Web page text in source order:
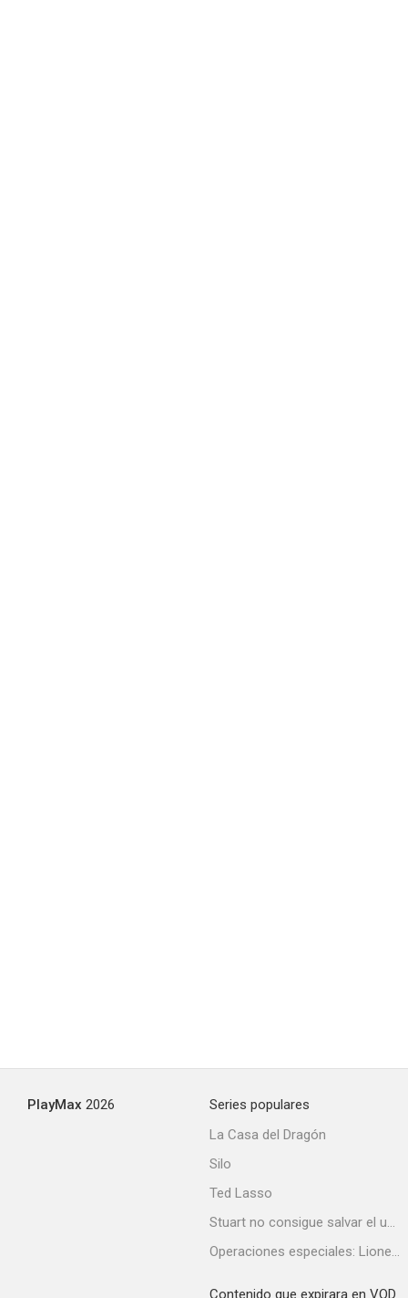
PlayMax 2026
Series populares
La Casa del Dragón
Silo
Ted Lasso
Stuart no consigue salvar el universo
Operaciones especiales: Lioness
Contenido que expirara en VOD